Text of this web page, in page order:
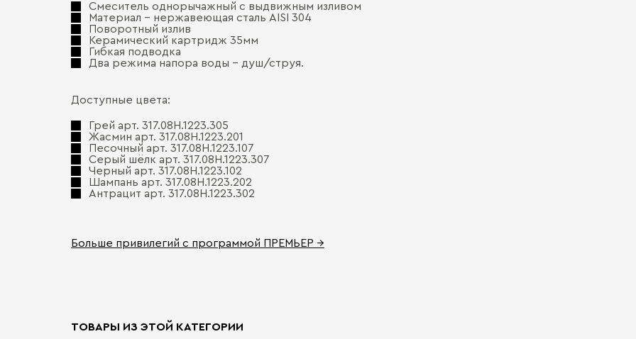
Смеситель однорычажный с выдвижным изливом
Материал – нержавеющая сталь AISI 304
Поворотный излив
Керамический картридж 35мм
Гибкая подводка
Два режима напора воды – душ/струя.
Доступные цвета:
Грей арт. 317.08H.1223.305
Жасмин арт. 317.08H.1223.201
Песочный арт. 317.08H.1223.107
Серый шёлк арт. 317.08H.1223.307
Черный арт. 317.08H.1223.102
Шампань арт. 317.08H.1223.202
Антрацит арт. 317.08H.1223.302
Больше привилегий с программой ПРЕМЬЕР →
ТОВАРЫ ИЗ ЭТОЙ КАТЕГОРИИ